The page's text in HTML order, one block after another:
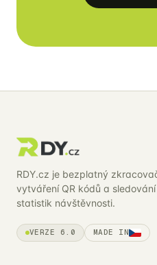
RDY.cz je bezplatný
vytváření QR kódů a
statistik návštěvnosti.
VERZE 6.0 MADE IN